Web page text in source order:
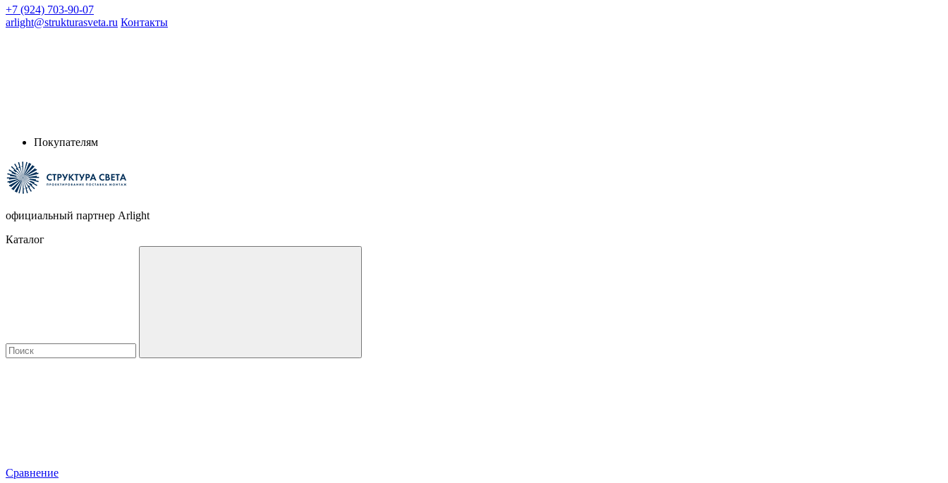
+7 (924) 703-90-07
arlight@strukturasveta.ru Контакты
Покупателям
официальный партнер Arlight
Каталог
Сравнение